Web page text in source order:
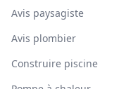
Avis paysagiste
Avis plombier
Construire piscine